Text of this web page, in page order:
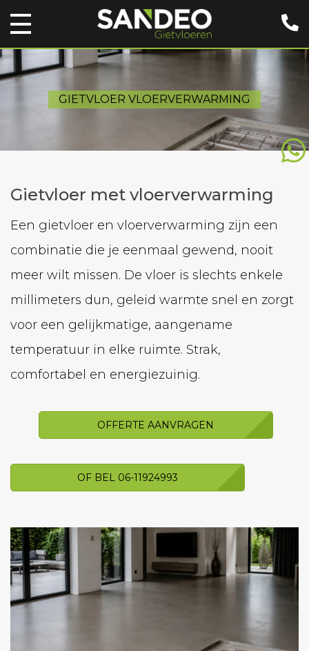
GIETVLOER VLOERVERWARMING
Gietvloer met vloerverwarming
Een gietvloer en vloerverwarming zijn een
combinatie die je eenmaal gewend, nooit
meer wilt missen. De vloer is slechts enkele
millimeters dun, geleid warmte snel en zorgt
voor een gelijkmatige, aangename
temperatuur in elke ruimte. Strak,
comfortabel en energiezuinig.
OFFERTE AANVRAGEN
OF BEL 06-11924993